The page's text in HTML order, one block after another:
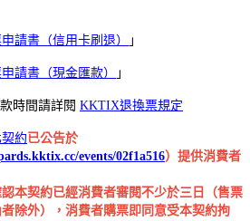
請書（信用卡刷退） 」
請書（現金匯款） 」
時間請詳閱 KKTIX退換票規定
約 已公告於
events/02f1a516）提供消費者
本契約已經消費者審閱不少於三日（售票
除外），消費者購票即同意受本契約拘